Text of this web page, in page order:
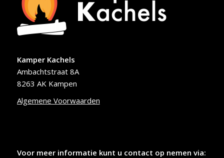
Kamper Kachels
Ambachtstraat 8A
8263 AK Kampen
Algemene Voorwaarden
Voor meer informatie kunt u contact op nemen via: